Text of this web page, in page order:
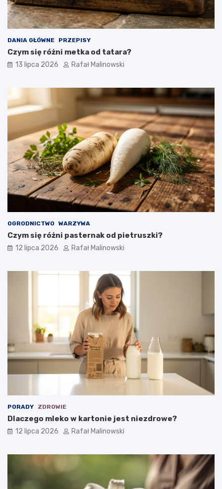
DANIA GŁÓWNE PRZEPISY
Czym się różni metka od tatara?
13 lipca 2026 Rafał Malinowski
OGRODNICTWO WARZYWA
Czym się różni pasternak od pietruszki?
12 lipca 2026 Rafał Malinowski
PORADY ZDROWIE
Dlaczego mleko w kartonie jest niezdrowe?
12 lipca 2026 Rafał Malinowski